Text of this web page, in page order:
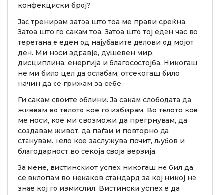
конфекциски број?
Јас тренирам затоа што тоа ме прави среќна.
Затоа што го сакам тоа. Затоа што тој еден час во
теретана е еден од најубавите делови од мојот
ден. Ми носи здравје, душевен мир,
дисциплина, енергија и благосостојба. Никогаш
не ми било цел да ослабам, отсекогаш било
начин да се грижам за себе.
Ги сакам своите облини. Ја сакам слободата да
живеам во телото кое го избирам. Во телото кое
ме носи, кое ми овозможи да прегрнувам, да
создавам живот, да паѓам и повторно да
станувам. Тело кое заслужува почит, љубов и
благодарност во секоја своја верзија.
За мене, вистинскиот успех никогаш не бил да
се вклопам во некаков стандард за кој никој не
знае кој го измислил. Вистински успех е да